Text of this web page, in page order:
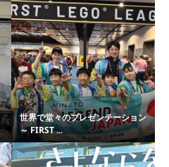
世界で堂々のプレゼンテーション
～ FIRST ...